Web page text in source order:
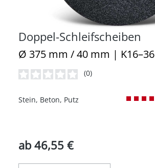
Doppel-Schleifscheiben
Ø 375 mm / 40 mm | K16–36
(0)
Stein, Beton, Putz
ab46,55 €